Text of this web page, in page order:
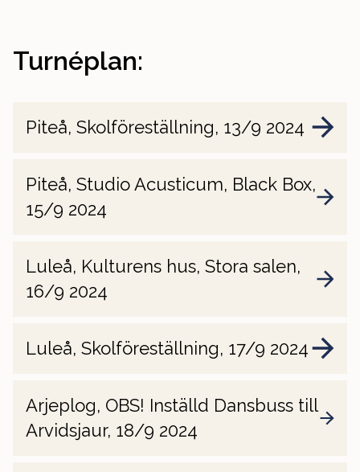
Turnéplan:
Piteå, Skolföreställning, 13/9 2024
Piteå, Studio Acusticum, Black Box,
15/9 2024
Luleå, Kulturens hus, Stora salen,
16/9 2024
Luleå, Skolföreställning, 17/9 2024
Arjeplog, OBS! Inställd Dansbuss till
Arvidsjaur, 18/9 2024